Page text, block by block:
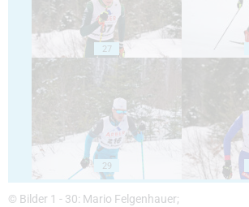
27
29
© Bilder 1 - 30: Mario Felgenhauer;